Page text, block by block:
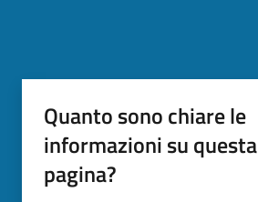
Quanto sono chiare le
informazioni su questa
pagina?